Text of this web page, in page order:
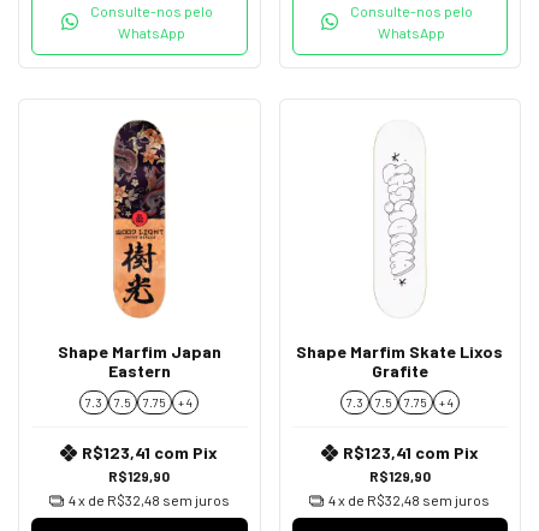
Consulte-nos pelo
WhatsApp
Consulte-nos pelo
WhatsApp
Shape Marfim Japan
Eastern
7.3 7.5 7.75 + 4
R$129,90
R$123,41 com Pix
4x de R$32,48 sem juros
Shape Marfim Skate Lixos
Grafite
7.3 7.5 7.75 + 4
R$129,90
R$123,41 com Pix
4x de R$32,48 sem juros